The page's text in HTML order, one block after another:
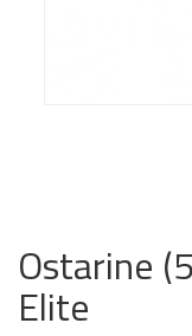
Ostarine
Elite